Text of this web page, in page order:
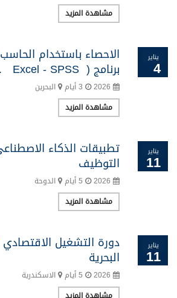
مشاهدة المزيد
يناير4
الاحصاء باستخدام
برنامج ( Excel - SPSS ...
البحرين
مشاهدة المزيد
يناير
11
تطبيقات الذكاء
التوظيف
الدوحة
مشاهدة المزيد
يناير
11
دورة التشغيل الاقتصادي
البحرية
الاسكندرية